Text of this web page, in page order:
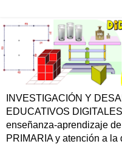
INVESTIGACIÓN Y
EDUCATIVOS
enseñanza-aprendizaje
PRIMARIA y atención a